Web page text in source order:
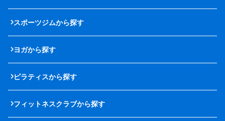
スポーツジムから探す
ヨガから探す
ピラティスから探す
フィットネスクラブから探す